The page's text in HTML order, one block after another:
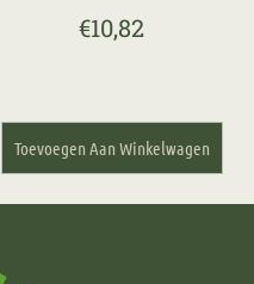
€10,82
Toevoegen Aan Winkelwagen